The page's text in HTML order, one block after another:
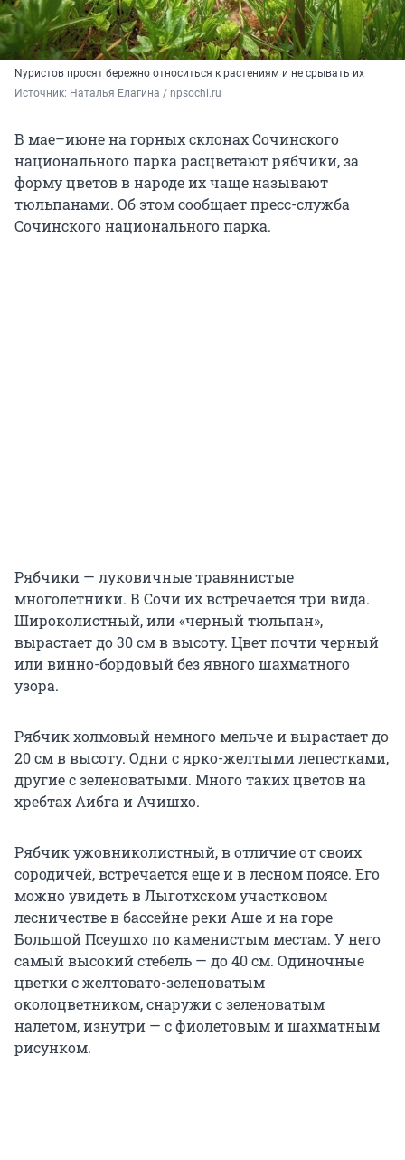
Nуристов просят бережно относиться к растениям и не срывать их
Источник: Наталья Елагина / npsochi.ru
В мае–июне на горных склонах Сочинского
национального парка расцветают рябчики, за
форму цветов в народе их чаще называют
тюльпанами. Об этом сообщает пресс-служба
Сочинского национального парка.
Рябчики — луковичные травянистые
многолетники. В Сочи их встречается три вида.
Широколистный, или «черный тюльпан»,
вырастает до 30 см в высоту. Цвет почти черный
или винно-бордовый без явного шахматного
узора.
Рябчик холмовый немного мельче и вырастает до
20 см в высоту. Одни с ярко-желтыми лепестками,
другие с зеленоватыми. Много таких цветов на
хребтах Аибга и Ачишхо.
Рябчик ужовниколистный, в отличие от своих
сородичей, встречается еще и в лесном поясе. Его
можно увидеть в Лыготхском участковом
лесничестве в бассейне реки Аше и на горе
Большой Псеушхо по каменистым местам. У него
самый высокий стебель — до 40 см. Одиночные
цветки с желтовато-зеленоватым
околоцветником, снаружи с зеленоватым
налетом, изнутри — с фиолетовым и шахматным
рисунком.